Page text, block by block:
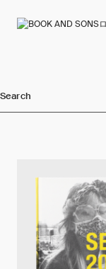
Search